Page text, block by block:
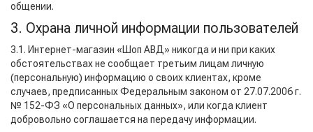
общении.
3. Охрана личной информации пользователей
3.1. Интернет-магазин «Шоп АВД» никогда и ни при каких
обстоятельствах не сообщает третьим лицам личную
(персональную) информацию о своих клиентах, кроме
случаев, предписанных Федеральным законом от 27.07.2006 г.
№ 152-ФЗ «О персональных данных», или когда клиент
добровольно соглашается на передачу информации.